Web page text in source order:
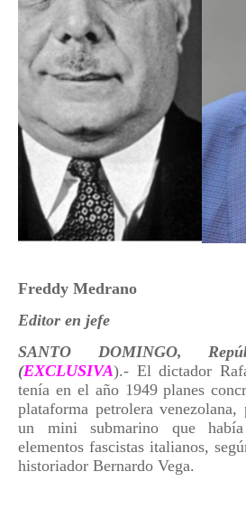
Freddy Medrano
Editor en jefe
SANTO DOMINGO,
(EXCLUSIVA).- El dictador
tenía en el año 1949 planes
plataforma petrolera
un mini submarino que
elementos fascistas italianos,
historiador Bernardo Vega.